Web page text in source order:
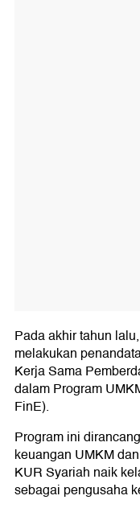
Pada akhir tahun
melakukan
Kerja Sama
dalam Program
FinE).
Program ini
keuangan UMKM
KUR Syariah naik
sebagai pengusaha